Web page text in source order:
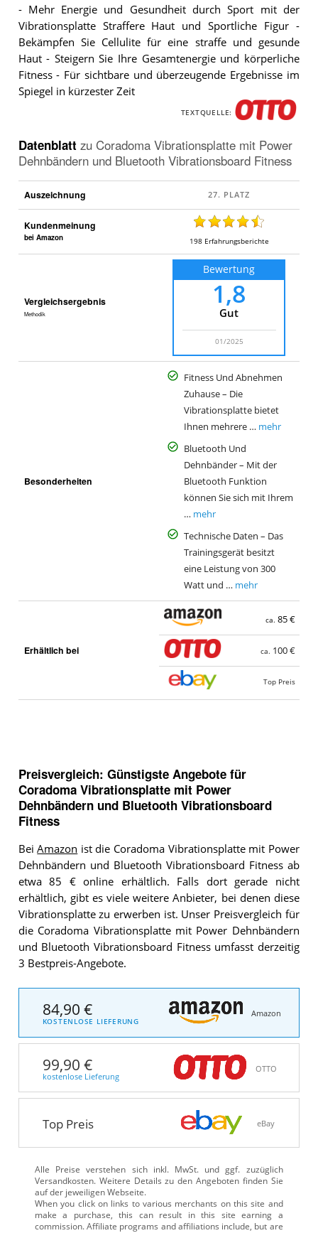
- Mehr Energie und Gesundheit durch Sport mit der
Vibrationsplatte Straffere Haut und Sportliche Figur -
Bekämpfen Sie Cellulite für eine straffe und gesunde
Haut - Steigern Sie Ihre Gesamtenergie und körperliche
Fitness - Für sichtbare und überzeugende Ergebnisse im
Spiegel in kürzester Zeit
TEXTQUELLE:
Datenblatt zu Coradoma Vibrationsplatte mit Power
Dehnbändern und Bluetooth Vibrationsboard Fitness
Auszeichnung
Kundenmeinung
bei Amazon 198 Erfahrungsberichte
Vergleichsergebnis
Methodik
Bewertung
1,8
Gut
01/2025
Besonderheiten
Fitness Und Abnehmen
Zuhause – Die
Vibrationsplatte bietet
Ihnen mehrere … mehr
Bluetooth Und
Dehnbänder – Mit der
Bluetooth Funktion
können Sie sich mit Ihrem
… mehr
Technische Daten – Das
Trainingsgerät besitzt
eine Leistung von 300
Watt und … mehr
Erhältlich bei
ca. 85 €
ca. 100 €
Top Preis
Preisvergleich: Günstigste Angebote für
Coradoma Vibrationsplatte mit Power
Dehnbändern und Bluetooth Vibrationsboard
Fitness
BeiAmazon ist die Coradoma Vibrationsplatte mit Power
Dehnbändern und Bluetooth Vibrationsboard Fitness ab
etwa 85 € online erhältlich. Falls dort gerade nicht
erhältlich, gibt es viele weitere Anbieter, bei denen diese
Vibrationsplatte zu erwerben ist. Unser Preisvergleich für
die Coradoma Vibrationsplatte mit Power Dehnbändern
und Bluetooth Vibrationsboard Fitness umfasst derzeitig
3 Bestpreis-Angebote.
84,90 €
KOSTENLOSE LIEFERUNG
Amazon
99,90 €
kostenlose Lieferung
OTTO
Top Preis eBay
Alle Preise verstehen sich inkl. MwSt. und ggf. zuzüglich
Versandkosten. Weitere Details zu den Angeboten finden Sie
auf der jeweiligen Webseite.